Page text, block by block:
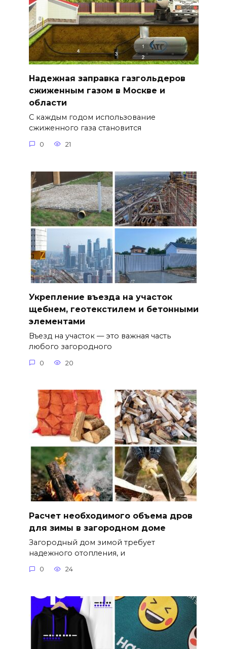
Надежная заправка газгольдеров
сжиженным газом в Москве и
области
С каждым годом использование
сжиженного газа становится
0 21
Укрепление въезда на участок
щебнем, геотекстилем и бетонными
элементами
Въезд на участок — это важная часть
любого загородного
0 20
Расчет необходимого объема дров
для зимы в загородном доме
Загородный дом зимой требует
надежного отопления, и
0 24